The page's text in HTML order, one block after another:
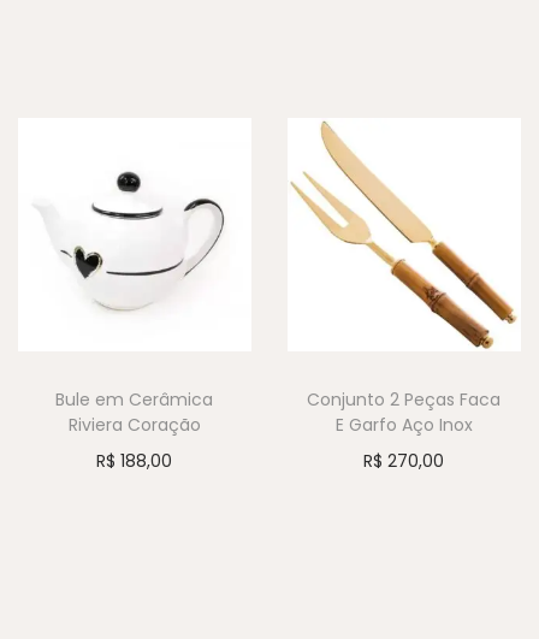
Bule em Cerâmica
Riviera Coração
R$ 188,00
Conjunto 2 Peças Faca
E Garfo Aço Inox
R$ 270,00